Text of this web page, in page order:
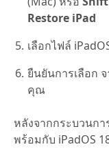
Restore iPad
เลือกไฟล์
ยืนยันการเลือก
คุณ
หลังจากกระบวนก
พร้อมกับ iPadOS